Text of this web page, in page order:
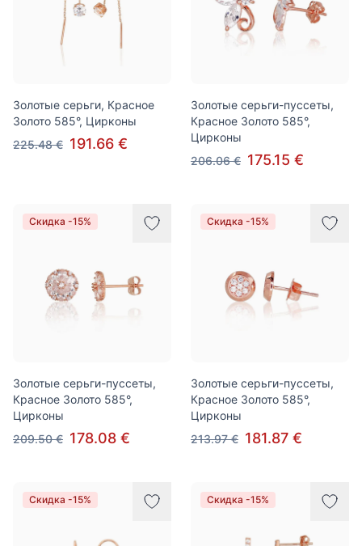
Золотые серьги, Красное
Золото 585°, Цирконы
225.48 € 191.66 €
Золотые серьги-пуссеты,
Красное Золото 585°,
Цирконы
206.06 € 175.15 €
Скидка -15%
Золотые серьги-пуссеты,
Красное Золото 585°,
Цирконы
209.50 € 178.08 €
Скидка -15%
Золотые серьги-пуссеты,
Красное Золото 585°,
Цирконы
213.97 € 181.87 €
Скидка -15% Скидка -15%